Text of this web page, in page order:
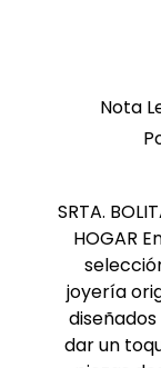
Nota
SRTA.
HOGAR
joyería
dar un